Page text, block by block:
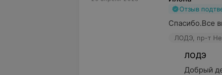
Отзыв
Спасибо.Все
ЛОДЭ, пр-т
ЛОДЭ
Добрый